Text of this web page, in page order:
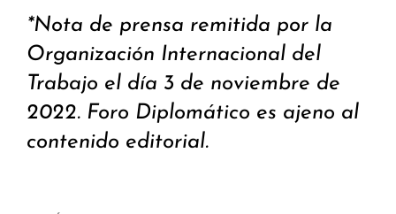
*Nota de prensa remitida por la
Organización Internacional del
Trabajo el día 3 de noviembre de
2022. Foro Diplomático es ajeno al
contenido editorial.